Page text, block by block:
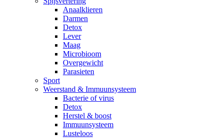
Anaalklieren
Darmen
Detox
Lever
Maag
Microbioom
Overgewicht
Parasieten
Sport
Weerstand & Immuunsysteem
Bacterie of virus
Detox
Herstel & boost
Immuunsysteem
Lusteloos